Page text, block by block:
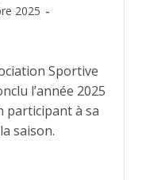
2025
Sportive
l’année 2025
participant à sa
saison.